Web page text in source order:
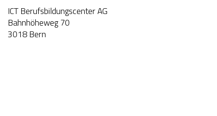
ICT Berufsbildungscenter AG
Bahnhöheweg 70
3018 Bern